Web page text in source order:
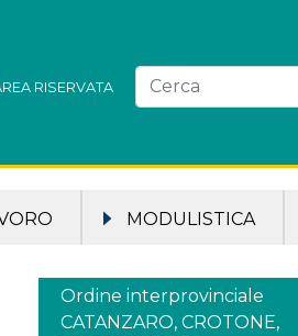
RISERVATA
MODULISTICA
Ordine interprovinciale
CATANZARO, CROTONE,